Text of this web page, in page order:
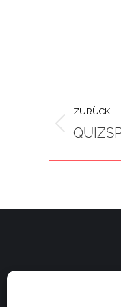
ZURÜCK
Previous